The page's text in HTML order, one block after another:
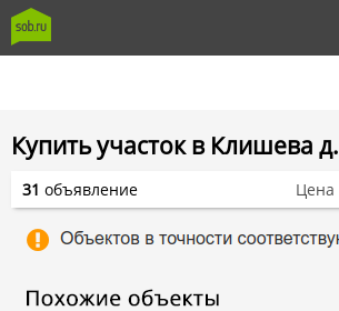
Купить участок в Клишева д.
31 объявление Цена